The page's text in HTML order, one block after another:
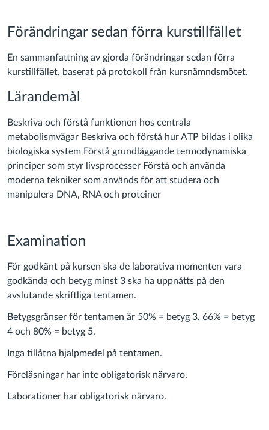
Förändringar sedan förra kurstillfället
En sammanfattning av gjorda förändringar sedan förra
kurstillfället, baserat på protokoll från kursnämndsmötet.
Lärandemål
Beskriva och förstå funktionen hos centrala
metabolismvägar Beskriva och förstå hur ATP bildas i olika
biologiska system Förstå grundläggande termodynamiska
principer som styr livsprocesser Förstå och använda
moderna tekniker som används för att studera och
manipulera DNA, RNA och proteiner
Examination
För godkänt på kursen ska de laborativa momenten vara
godkända och betyg minst 3 ska ha uppnåtts på den
avslutande skriftliga tentamen.
Betygsgränser för tentamen är 50% = betyg 3, 66% = betyg
4 och 80% = betyg 5.
Inga tillåtna hjälpmedel på tentamen.
Föreläsningar har inte obligatorisk närvaro.
Laborationer har obligatorisk närvaro.